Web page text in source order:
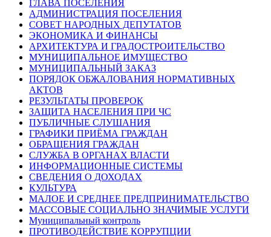
ГЛАВА ПОСЕЛЕНИЯ
АДМИНИСТРАЦИЯ ПОСЕЛЕНИЯ
СОВЕТ НАРОДНЫХ ДЕПУТАТОВ
ЭКОНОМИКА И ФИНАНСЫ
АРХИТЕКТУРА И ГРАДОСТРОИТЕЛЬСТВО
МУНИЦИПАЛЬНОЕ ИМУЩЕСТВО
МУНИЦИПАЛЬНЫЙ ЗАКАЗ
ПОРЯДОК ОБЖАЛОВАНИЯ НОРМАТИВНЫХ
АКТОВ
РЕЗУЛЬТАТЫ ПРОВЕРОК
ЗАЩИТА НАСЕЛЕНИЯ ПРИ ЧС
ПУБЛИЧНЫЕ СЛУШАНИЯ
ГРАФИКИ ПРИЁМА ГРАЖДАН
ОБРАЩЕНИЯ ГРАЖДАН
СЛУЖБА В ОРГАНАХ ВЛАСТИ
ИНФОРМАЦИОННЫЕ СИСТЕМЫ
СВЕДЕНИЯ О ДОХОДАХ
КУЛЬТУРА
МАЛОЕ И СРЕДНЕЕ ПРЕДПРИНИМАТЕЛЬСТВО
МАССОВЫЕ СОЦИАЛЬНО ЗНАЧИМЫЕ УСЛУГИ
Муниципальный контроль
ПРОТИВОДЕЙСТВИЕ КОРРУПЦИИ